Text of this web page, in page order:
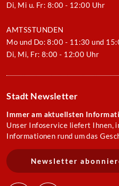
Di, Mi u. Fr: 8:00 - 12:00 Uhr
AMTSSTUNDEN
Mo und Do: 8:00 - 11:30 und
Di, Mi, Fr: 8:00 - 12:00 Uhr
Stadt Newsletter
Immer am aktuellsten
Unser Infoservice liefert Ihnen,
Informationen rund um das
Newsletter